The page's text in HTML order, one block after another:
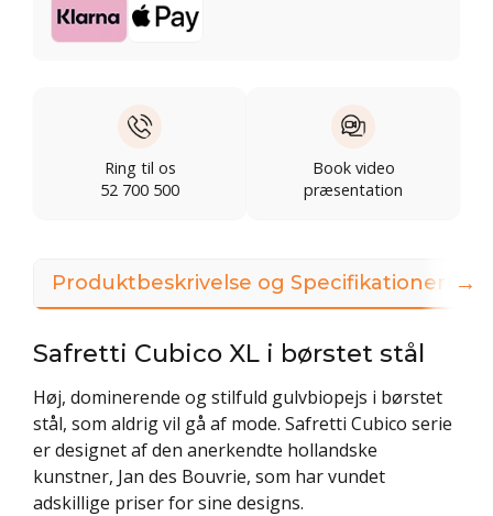
Ring til os
52 700 500
Book video
præsentation
Produktbeskrivelse og Specifikationer
Safretti Cubico XL i børstet stål
Høj, dominerende og stilfuld gulvbiopejs i børstet
stål, som aldrig vil gå af mode. Safretti Cubico serie
er designet af den anerkendte hollandske
kunstner, Jan des Bouvrie, som har vundet
adskillige priser for sine designs.
→